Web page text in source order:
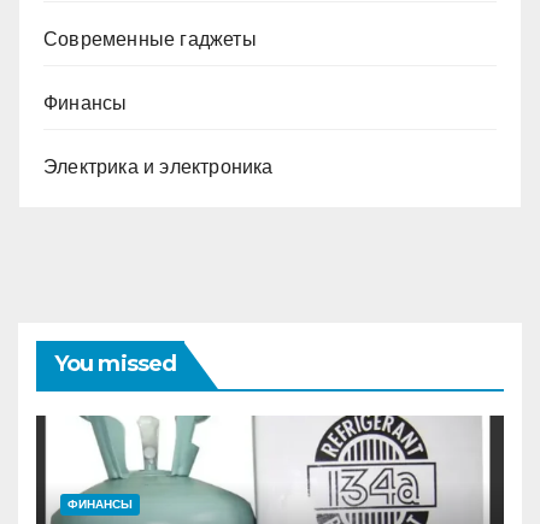
Современные гаджеты
Финансы
Электрика и электроника
You missed
ФИНАНСЫ